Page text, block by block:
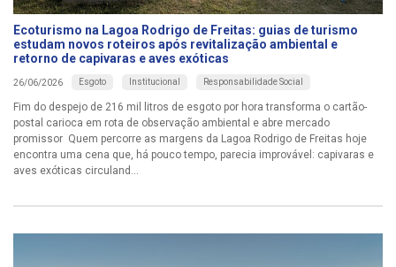
Ecoturismo na Lagoa Rodrigo de Freitas: guias de turismo
estudam novos roteiros após revitalização ambiental e
retorno de capivaras e aves exóticas
26/06/2026 Esgoto Institucional Responsabilidade Social
Fim do despejo de 216 mil litros de esgoto por hora transforma o cartão-
postal carioca em rota de observação ambiental e abre mercado
promissor Quem percorre as margens da Lagoa Rodrigo de Freitas hoje
encontra uma cena que, há pouco tempo, parecia improvável: capivaras e
aves exóticas circuland...